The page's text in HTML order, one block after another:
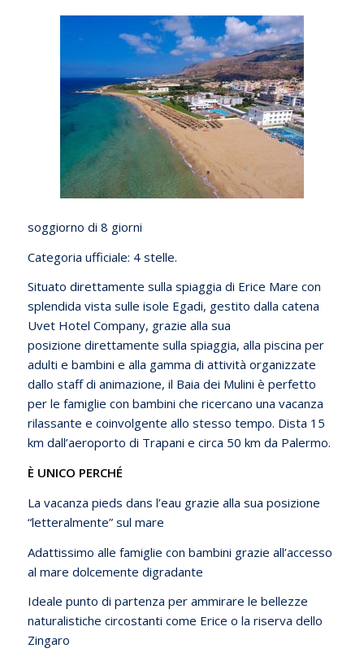
soggiorno di 8 giorni
Categoria ufficiale: 4 stelle.
Situato direttamente sulla spiaggia di Erice Mare con
splendida vista sulle isole Egadi, gestito dalla catena
Uvet Hotel Company, grazie alla sua
posizione direttamente sulla spiaggia, alla piscina per
adulti e bambini e alla gamma di attività organizzate
dallo staff di animazione, il Baia dei Mulini è perfetto
per le famiglie con bambini che ricercano una vacanza
rilassante e coinvolgente allo stesso tempo. Dista 15
km dall’aeroporto di Trapani e circa 50 km da Palermo.
È UNICO PERCHÉ
La vacanza pieds dans l’eau grazie alla sua posizione
“letteralmente” sul mare
Adattissimo alle famiglie con bambini grazie all’accesso
al mare dolcemente digradante
Ideale punto di partenza per ammirare le bellezze
naturalistiche circostanti come Erice o la riserva dello
Zingaro